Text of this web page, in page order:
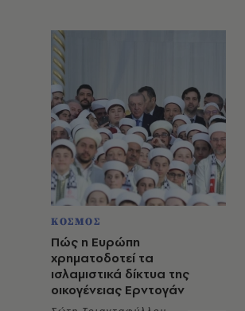
ΚΟΣΜΟΣ
Πώς η Ευρώπη
χρηματοδοτεί τα
ισλαμιστικά δίκτυα της
οικογένειας Ερντογάν